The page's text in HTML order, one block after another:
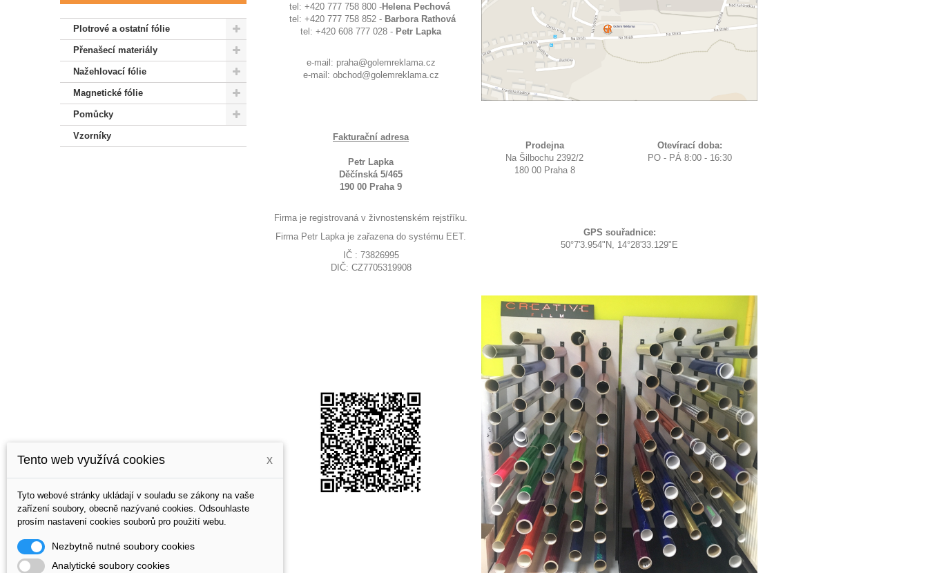
Plotrové a ostatní fólie
Přenašecí materiály
Nažehlovací fólie
Magnetické fólie
Pomůcky
Vzorníky
tel: +420 777 758 800 -Helena Pechová
tel: +420 777 758 852 - Barbora Rathová
tel: +420 608 777 028 - Petr Lapka
e-mail: praha@golemreklama.cz
e-mail: obchod@golemreklama.cz
Fakturační adresa
Petr Lapka
Děčínská 5/465
190 00 Praha 9
Firma je registrovaná v živnostenském rejstříku.
Firma Petr Lapka je zařazena do systému EET.
IČ : 73826995
DIČ: CZ7705319908
Prodejna
Na Šilbochu 2392/2
180 00 Praha 8
Otevírací doba:
PO - PÁ 8:00 - 16:30
GPS souřadnice:
50°7'3.954"N, 14°28'33.129"E
Tento web využívá cookies x
Tyto webové stránky ukládají v souladu se zákony na vaše
zařízení soubory, obecně nazývané cookies. Odsouhlaste
prosím nastavení cookies souborů pro použití webu.
Nezbytně nutné soubory cookies
Analytické soubory cookies